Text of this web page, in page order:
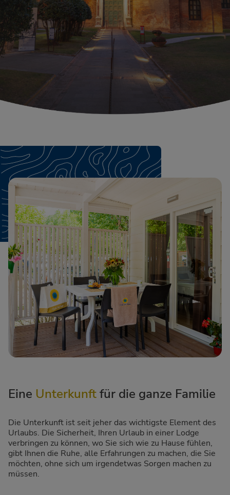
Eine Unterkunftfür die ganze Familie
Die Unterkunft ist seit jeher das wichtigste Element des
Urlaubs. Die Sicherheit, Ihren Urlaub in einer Lodge
verbringen zu können, wo Sie sich wie zu Hause fühlen,
gibt Ihnen die Ruhe, alle Erfahrungen zu machen, die Sie
möchten, ohne sich um irgendetwas Sorgen machen zu
müssen.